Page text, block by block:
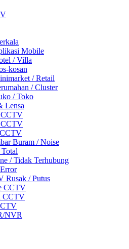
Mobile
/ Villa
kosan
/ Retail
/ Cluster
/ Toko
Lensa
CCTV
CCTV
Buram / Noise
/ Tidak Terhubung
Rusak / Putus
CCTV
CCTV
NVR